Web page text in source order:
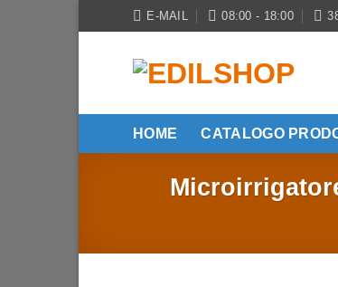
ai
contenuti
E-MAIL 08:00 - 18:00
HOME CATALOGO